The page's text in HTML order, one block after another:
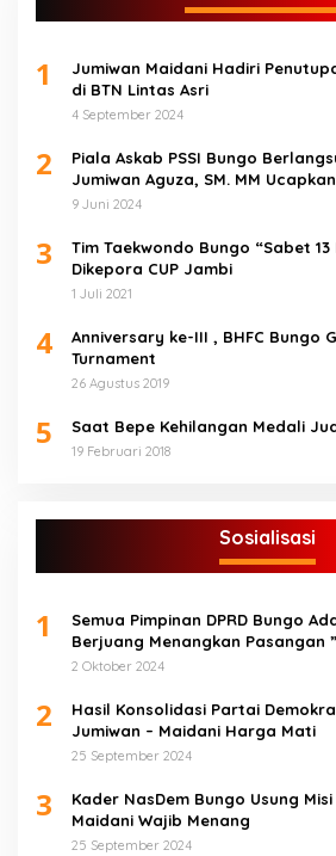
1
Jumiwan Maidani Hadiri
di BTN Lintas Asri
4 September 2024
2
Piala Askab PSSI Bungo
Jumiwan Aguza, SM. MM
9 Juni 2024
3
Tim Taekwondo Bungo “Sabet
Dikepora CUP Jambi
1 Juli 2021
4
Anniversary ke-III , BHFC Bungo
Turnament
26 Agustus 2019
5 Saat Bepe Kehilangan Medali
19 Februari 2018
Sosialisasi
1
Semua Pimpinan DPRD Bungo Ada di
Berjuang Menangkan Pasangan
Maidani.
2 Oktober 2024
2
Hasil Konsolidasi Partai
Jumiwan – Maidani Harga Mati
25 September 2024
3
Kader NasDem Bungo Usung
Maidani Wajib Menang
25 September 2024